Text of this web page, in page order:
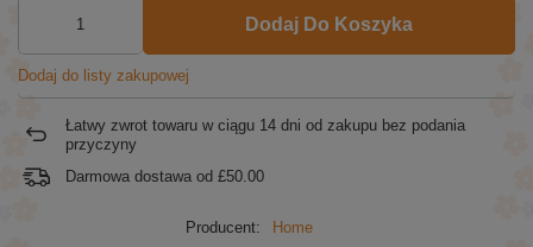
Dodaj Do Koszyka
Dodaj do listy zakupowej
Łatwy zwrot towaru w ciągu 14 dni od zakupu bez podania
przyczyny
Darmowa dostawa od £50.00
Producent: Home